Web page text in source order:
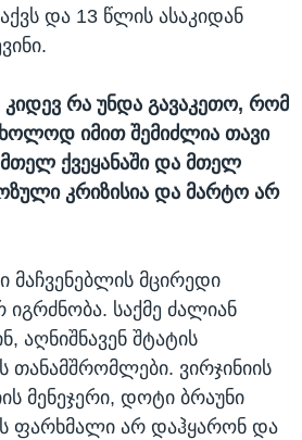
და 13 წლის ასაკიდან
რა უნდა გავაკეთო, რომ
იმით შემიძლია თავი
ქვეყანაში და მთელ
კრიზისია და მარტო არ
მცირედი
იგრძნობა. საქმე ძალიან
აღნიშნავენ შტატის
თანამშრომლები. ვირჯინიის
მენეჯერი, დოტი ბრაუნი
ფარხმალი არ დაჰყარონ და